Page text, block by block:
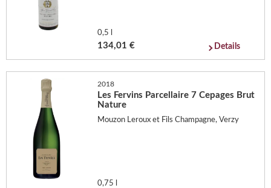
0,5 l
134,01 € Details
2018
Les Fervins Parcellaire 7 Cepages Brut
Nature
Mouzon Leroux et Fils Champagne, Verzy
0,75 l